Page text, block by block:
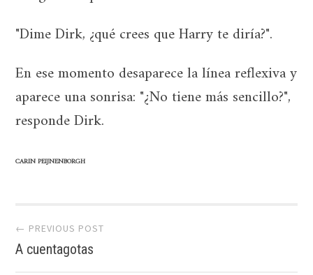
"Dime Dirk, ¿qué crees que Harry te diría?".
En ese momento desaparece la línea reflexiva y
aparece una sonrisa: "¿No tiene más sencillo?",
responde Dirk.
CARIN PEIJNENBORGH
Post
navigation
← PREVIOUS POST
A cuentagotas